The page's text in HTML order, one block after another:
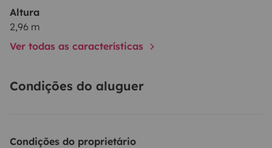
Altura
2,96 m
Ver todas as características
Condições do aluguer
Condições do proprietário